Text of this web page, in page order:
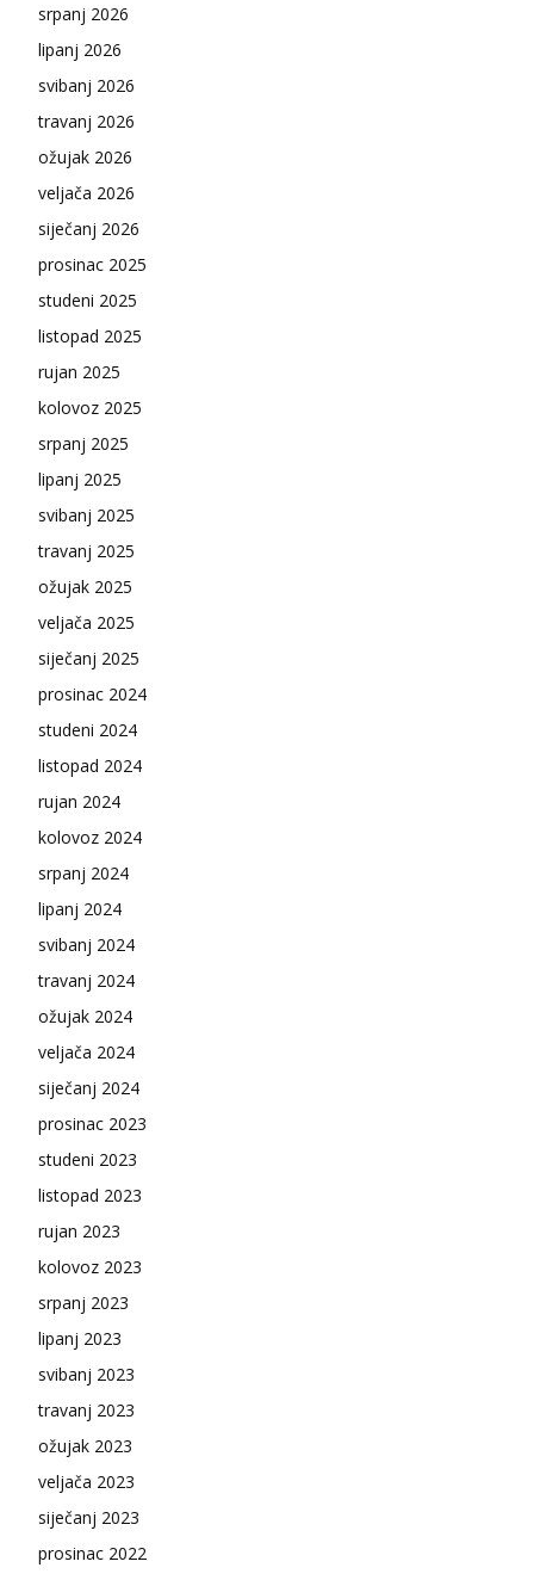
srpanj 2026
lipanj 2026
svibanj 2026
travanj 2026
ožujak 2026
veljača 2026
siječanj 2026
prosinac 2025
studeni 2025
listopad 2025
rujan 2025
kolovoz 2025
srpanj 2025
lipanj 2025
svibanj 2025
travanj 2025
ožujak 2025
veljača 2025
siječanj 2025
prosinac 2024
studeni 2024
listopad 2024
rujan 2024
kolovoz 2024
srpanj 2024
lipanj 2024
svibanj 2024
travanj 2024
ožujak 2024
veljača 2024
siječanj 2024
prosinac 2023
studeni 2023
listopad 2023
rujan 2023
kolovoz 2023
srpanj 2023
lipanj 2023
svibanj 2023
travanj 2023
ožujak 2023
veljača 2023
siječanj 2023
prosinac 2022